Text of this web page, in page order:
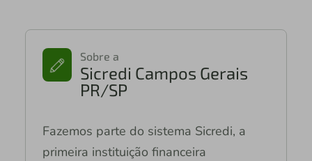
Sobre a
Sicredi Campos Gerais
PR/SP
Fazemos parte do sistema Sicredi, a
primeira instituição financeira